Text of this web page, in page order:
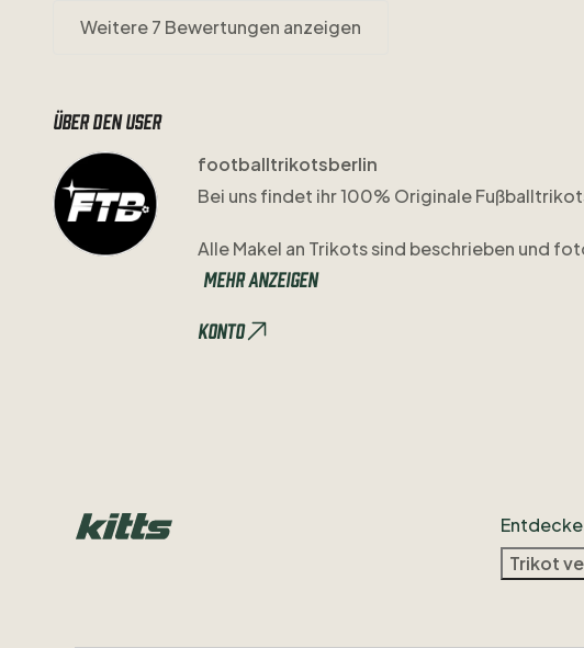
Weitere 7 Bewertungen anzeigen
Über den user
footballtrikotsberlin
Bei unsfindet ihr100% Originale
AlleMakel an Trikotssind beschrieben und
Mehr anzeigen
Konto
Trikot